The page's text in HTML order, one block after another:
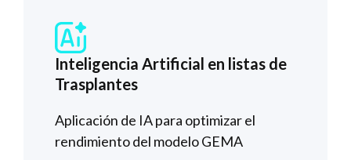
Inteligencia Artificial en listas de
Trasplantes
Aplicación de IA para optimizar el
rendimiento del modelo GEMA